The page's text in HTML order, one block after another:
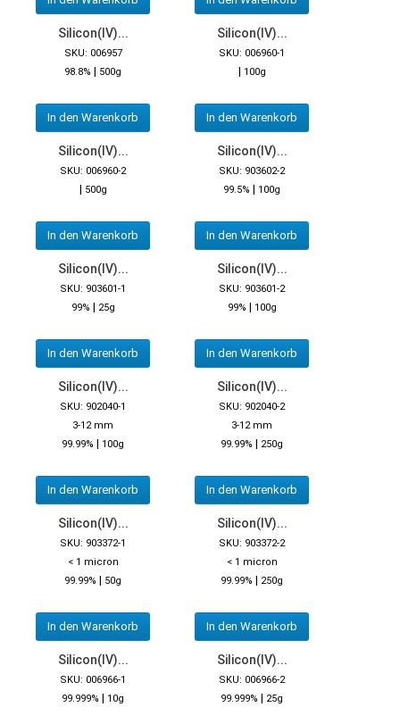
Silicon(IV)...
SKU: 006957
98.8% | 500g
In den Warenkorb
Silicon(IV)...
SKU: 006960-1
| 100g
In den Warenkorb
Silicon(IV)...
SKU: 006960-2
| 500g
In den Warenkorb
Silicon(IV)...
SKU: 903602-2
99.5% | 100g
In den Warenkorb
Silicon(IV)...
SKU: 903601-1
99% | 25g
In den Warenkorb
Silicon(IV)...
SKU: 903601-2
99% | 100g
In den Warenkorb
Silicon(IV)...
SKU: 902040-1
3-12 mm
99.99% | 100g
In den Warenkorb
Silicon(IV)...
SKU: 902040-2
3-12 mm
99.99% | 250g
In den Warenkorb
Silicon(IV)...
SKU: 903372-1
< 1 micron
99.99% | 50g
In den Warenkorb
Silicon(IV)...
SKU: 903372-2
< 1 micron
99.99% | 250g
In den Warenkorb
Silicon(IV)...
SKU: 006966-1
99.999% | 10g
Silicon(IV)...
SKU: 006966-2
99.999% | 25g